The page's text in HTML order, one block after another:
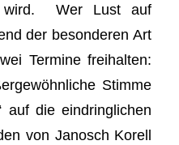
wird. Wer Lust auf
der besonderen Art
Termine freihalten:
Stimme
auf die eindringlichen
von Janosch Korell